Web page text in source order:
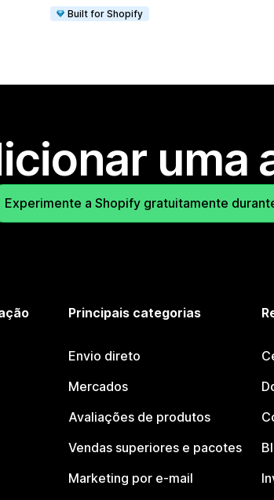
Built for Shopify
uma
Experimente a Shopify gratuitamente
Principais categorias
Envio direto
Mercados
Avaliações de produtos
Vendas superiores e pacotes
Marketing por e-mail